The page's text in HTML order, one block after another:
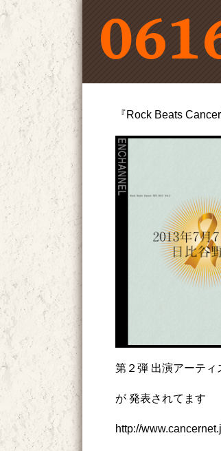
『Rock Beats
第２弾 出演アーティ
が 発表されてます
http://